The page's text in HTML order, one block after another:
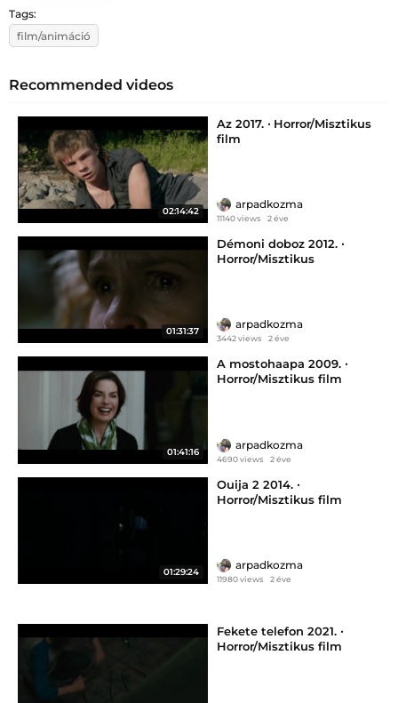
Tags:
film/animáció
Recommended videos
02:14:42
Az 2017. ‧ Horror/Misztikus
film
arpadkozma
11140 views 2 éve
01:31:37
Démoni doboz 2012. ‧
Horror/Misztikus
arpadkozma
3442 views 2 éve
01:41:16
A mostohaapa 2009. ‧
Horror/Misztikus film
arpadkozma
4690 views 2 éve
01:29:24
Ouija 2 2014. ‧
Horror/Misztikus film
arpadkozma
11980 views 2 éve
Fekete telefon 2021. ‧
Horror/Misztikus film